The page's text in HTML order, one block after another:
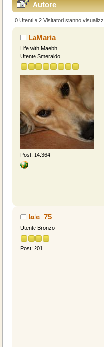
Autore
0 Utenti e 2 Visitatori stanno
LaMaria
Life with Maebh
Utente Smeraldo
Post: 14.364
lale_75
Utente Bronzo
Post: 201